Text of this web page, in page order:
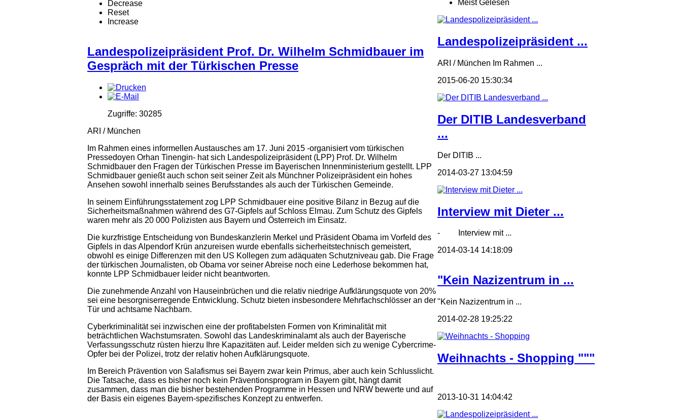
Decrease
Reset
Increase
Landespolizeipräsident Prof. Dr. Wilhelm Schmidbauer im
Gespräch mit der Türkischen Presse
Zugriffe: 30285
ARI / München
Im Rahmen eines informellen Austausches am 17. Juni 2015 -organisiert vom türkischen
Pressedoyen Orhan Tinengin- hat sich Landespolizeipräsident (LPP) Prof. Dr. Wilhelm
Schmidbauer den Fragen der Türkischen Presse im Bayerischen Innenministerium gestellt. LPP
Schmidbauer genießt auch schon seit seiner Zeit als Münchner Polizeipräsident ein hohes
Ansehen sowohl innerhalb seines Berufsstandes als auch der Türkischen Gemeinde.
In seinem Einführungsstatement zog LPP Schmidbauer eine positive Bilanz in Bezug auf die
Sicherheitsmaßnahmen während des G7-Gipfels auf Schloss Elmau. Zum Schutz des Gipfels
waren mehr als 20 000 Polizisten aus Bayern und Österreich im Einsatz.
Die kurzfristige Entscheidung von Bundeskanzlerin Merkel und Präsident Obama im Vorfeld des
Gipfels in das Alpendorf Krün anzureisen wurde ebenfalls sicherheitstechnisch gemeistert,
obwohl es einige Differenzen mit den US Kollegen zum adäquaten Schutzniveau gab. Die Frage
der türkischen Journalisten, ob Obama vor seiner Abreise noch eine Lederhose bekommen hat,
konnte LPP Schmidbauer leider nicht beantworten.
Die zunehmende Anzahl von Hauseinbrüchen und die relativ niedrige Aufklärungsquote von 20%
sei eine besorgniserregende Entwicklung. Schutz bieten insbesondere Mehrfachschlösser an der
Tür und achtsame Nachbarn.
Cyberkriminalität sei inzwischen eine der profitabelsten Formen von Kriminalität mit
beträchtlichen Wachstumsraten. Sowohl das Landeskriminalamt als auch der Bayerische
Verfassungsschutz rüsten hierzu Ihre Kapazitäten auf. Leider melden sich zu wenige Cybercrime-
Opfer bei der Polizei, trotz der relativ hohen Aufklärungsquote.
Im Bereich Prävention von Salafismus sei Bayern zwar kein Primus, aber auch kein Schlusslicht.
Die Tatsache, dass es bisher noch kein Präventionsprogram in Bayern gibt, hängt damit
zusammen, dass man die bisher bestehenden Programme in Hessen und NRW bewerte und auf
der Basis ein eigenes Bayern-spezifisches Konzept zu entwerfen.
Meist Gelesen
Landespolizeipräsident ...
ARI / München Im Rahmen ...
2015-06-20 15:30:34
Der DITIB Landesverband
...
Der DITIB ...
2014-03-27 13:04:59
Interview mit Dieter ...
- Interview mit ...
2014-03-14 14:18:09
"Kein Nazizentrum in ...
"Kein Nazizentrum in ...
2014-02-28 19:25:22
Weihnachts - Shopping """
2013-10-31 14:04:42